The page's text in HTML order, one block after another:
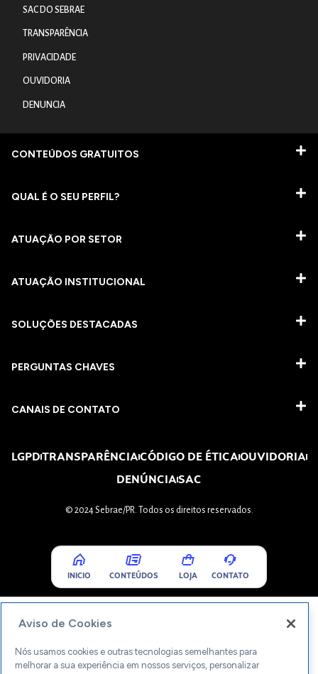
SAC DO SEBRAE
TRANSPARÊNCIA
PRIVACIDADE
OUVIDORIA
DENUNCIA
CONTEÚDOS GRATUITOS
QUAL É O SEU PERFIL?
ATUAÇÃO POR SETOR
ATUAÇÃO INSTITUCIONAL
SOLUÇÕES DESTACADAS
PERGUNTAS CHAVES​
CANAIS DE CONTATO
LGPDTRANSPARÊNCIACÓDIGO DE ÉTICAOUVIDORIA
DENÚNCIASAC
© 2024 Sebrae/PR. Todos os direitos reservados.
INICIO CONTEÚDOS LOJA CONTATO
Aviso de Cookies
Nós usamos cookies e outras tecnologias semelhantes para
melhorar a sua experiência em nossos serviços, personalizar